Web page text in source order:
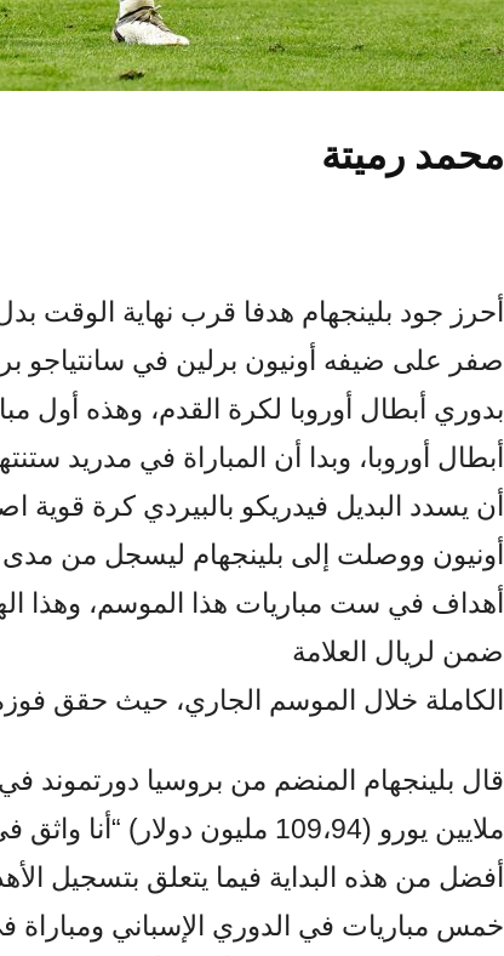
محمد رميتة
صفر على ضيفه أونيون برلين في سانتياجو
بدوري أبطال أوروبا لكرة القدم، وهذه أول
أبطال أوروبا، وبدا أن المباراة في مدريد
أن يسدد البديل فيدريكو بالبيردي كرة
أونيون ووصلت إلى بلينجهام ليسجل من
ضمن لريال العلامة
الكاملة خلال الموسم الجاري، حيث حقق
ملايين يورو (109،94 مليون
أفضل من هذه البداية فيما يتعلق بتسجيل
خمس مباريات في الدوري الإسباني ومباراة